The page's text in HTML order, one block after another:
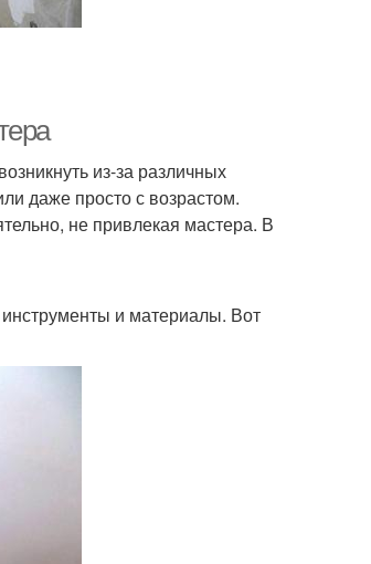
из-за различных
даже просто с возрастом.
не привлекая мастера. В
инструменты и материалы. Вот